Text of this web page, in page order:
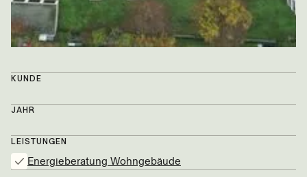
KUNDE
JAHR
LEISTUNGEN
Energieberatung Wohngebäude